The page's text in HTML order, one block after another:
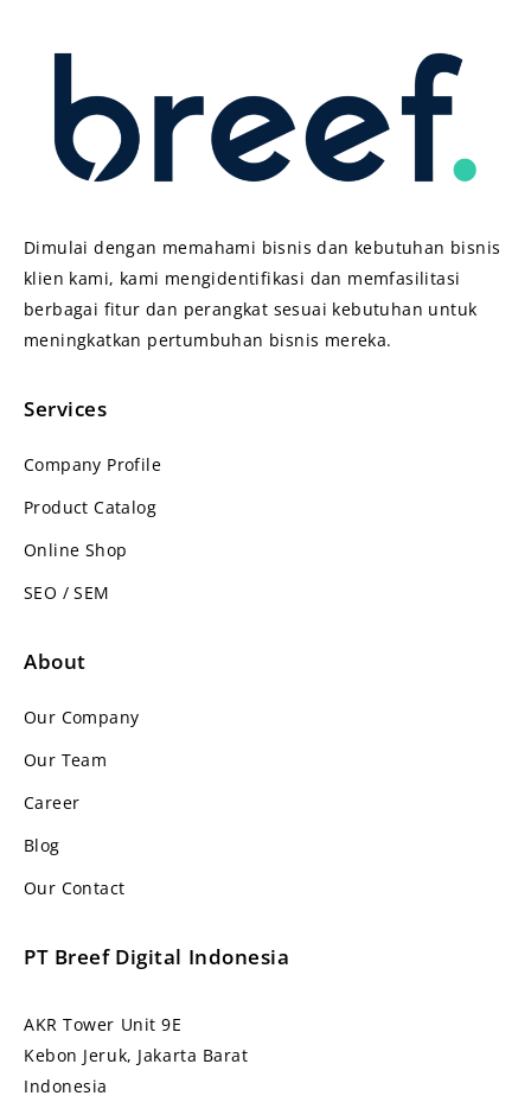
Dimulai dengan memahami bisnis dan kebutuhan bisnis
klien kami, kami mengidentifikasi dan memfasilitasi
berbagai fitur dan perangkat sesuai kebutuhan untuk
meningkatkan pertumbuhan bisnis mereka.
Services
Company Profile
Product Catalog
Online Shop
SEO / SEM
About
Our Company
Our Team
Career
Blog
Our Contact
PT Breef Digital Indonesia
AKR Tower Unit 9E
Kebon Jeruk, Jakarta Barat
Indonesia